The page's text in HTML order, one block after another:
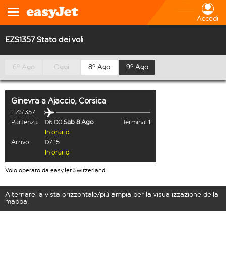
Accedi
EZS1357 Stato dei voli
6º Ago Oggi 8º Ago 9º Ago
Ginevra a Ajaccio, Corsica
EZS1357
Partenza
06:00 Sab 8 Ago
Terminal 1
In orario
Arrivo
07:15
In orario
Volo operato da easyJet Switzerland
Alternare la vista orizzontale/più ampia per la visualizzazione della
mappa.